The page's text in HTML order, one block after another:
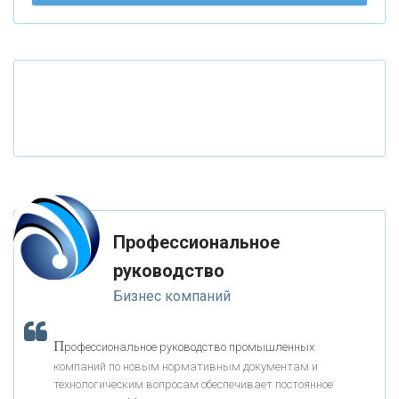
«ФК ОТКРЫТИЕ»
«ЗАПСИБКОМБАНК»
«РОСЕВРОБАНК»
«ПРЕСС-СЛУЖБА ВТБ24»
Профессиональное
руководство
Бизнес компаний
Профессиональное руководство промышленных
компаний по новым нормативным документам и
технологическим вопросам обеспечивает постоянное